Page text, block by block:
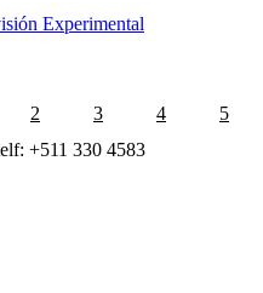
Experimental
2 3 4 5
+511 330 4583